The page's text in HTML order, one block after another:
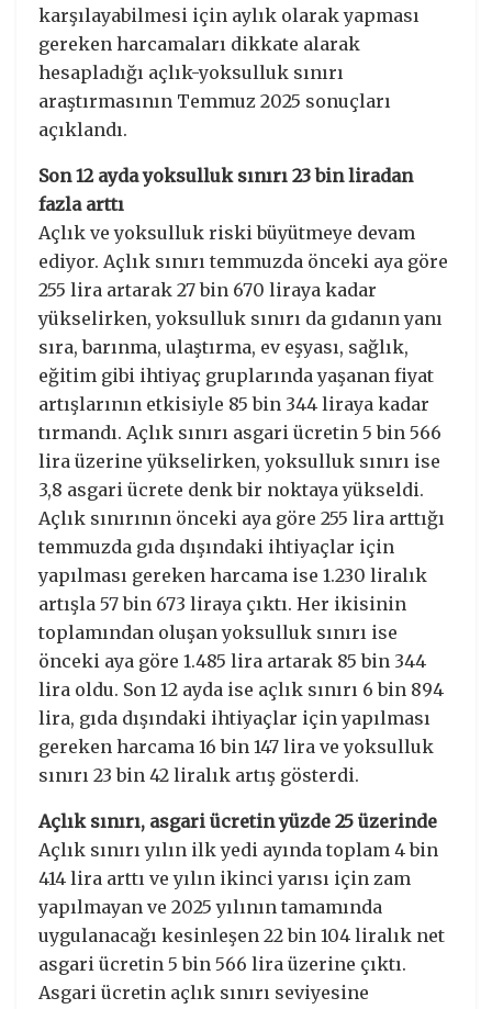
karşılayabilmesi için aylık olarak yapması
gereken harcamaları dikkate alarak
hesapladığı açlık-yoksulluk sınırı
araştırmasının Temmuz 2025 sonuçları
açıklandı.
Son 12 ayda yoksulluk sınırı 23 bin liradan
fazla arttı
Açlık ve yoksulluk riski büyütmeye devam
ediyor. Açlık sınırı temmuzda önceki aya göre
255 lira artarak 27 bin 670 liraya kadar
yükselirken, yoksulluk sınırı da gıdanın yanı
sıra, barınma, ulaştırma, ev eşyası, sağlık,
eğitim gibi ihtiyaç gruplarında yaşanan fiyat
artışlarının etkisiyle 85 bin 344 liraya kadar
tırmandı. Açlık sınırı asgari ücretin 5 bin 566
lira üzerine yükselirken, yoksulluk sınırı ise
3,8 asgari ücrete denk bir noktaya yükseldi.
Açlık sınırının önceki aya göre 255 lira arttığı
temmuzda gıda dışındaki ihtiyaçlar için
yapılması gereken harcama ise 1.230 liralık
artışla 57 bin 673 liraya çıktı. Her ikisinin
toplamından oluşan yoksulluk sınırı ise
önceki aya göre 1.485 lira artarak 85 bin 344
lira oldu. Son 12 ayda ise açlık sınırı 6 bin 894
lira, gıda dışındaki ihtiyaçlar için yapılması
gereken harcama 16 bin 147 lira ve yoksulluk
sınırı 23 bin 42 liralık artış gösterdi.
Açlık sınırı, asgari ücretin yüzde 25 üzerinde
Açlık sınırı yılın ilk yedi ayında toplam 4 bin
414 lira arttı ve yılın ikinci yarısı için zam
yapılmayan ve 2025 yılının tamamında
uygulanacağı kesinleşen 22 bin 104 liralık net
asgari ücretin 5 bin 566 lira üzerine çıktı.
Asgari ücretin açlık sınırı seviyesine